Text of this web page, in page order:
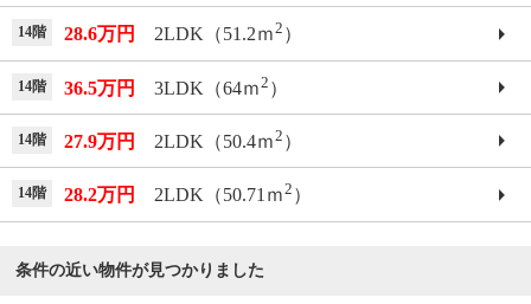
14階 28.6万円 2LDK（51.2ｍ2 ）
14階 36.5万円 3LDK（64ｍ2 ）
14階 27.9万円 2LDK（50.4ｍ2 ）
14階 28.2万円 2LDK（50.71ｍ2 ）
条件の近い物件が見つかりました